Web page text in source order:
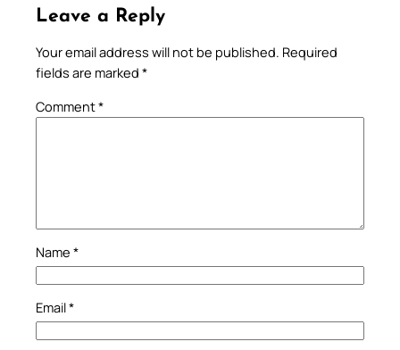
Leave a Reply
Your email address will not be published. Required
fields are marked *
Comment*
Name *
Email*